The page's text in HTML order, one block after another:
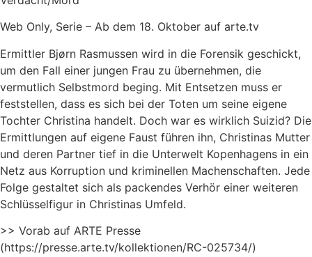
Web Only, Serie – Ab dem 18. Oktober auf arte.tv
Ermittler Bjørn Rasmussen wird in die Forensik geschickt,
um den Fall einer jungen Frau zu übernehmen, die
vermutlich Selbstmord beging. Mit Entsetzen muss er
feststellen, dass es sich bei der Toten um seine eigene
Tochter Christina handelt. Doch war es wirklich Suizid? Die
Ermittlungen auf eigene Faust führen ihn, Christinas Mutter
und deren Partner tief in die Unterwelt Kopenhagens in ein
Netz aus Korruption und kriminellen Machenschaften. Jede
Folge gestaltet sich als packendes Verhör einer weiteren
Schlüsselfigur in Christinas Umfeld.
>> Vorab auf ARTE Presse
(https://presse.arte.tv/kollektionen/RC-025734/)